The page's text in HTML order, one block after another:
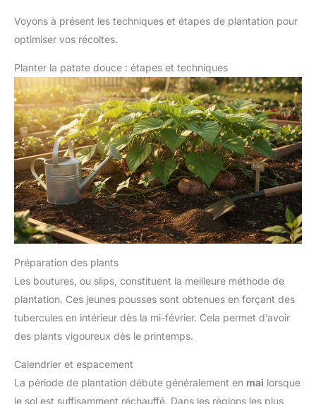
Voyons à présent les techniques et étapes de plantation pour
optimiser vos récoltes.
Planter la patate douce : étapes et techniques
Préparation des plants
Les boutures, ou slips, constituent la meilleure méthode de
plantation. Ces jeunes pousses sont obtenues en forçant des
tubercules en intérieur dès la mi-février. Cela permet d’avoir
des plants vigoureux dès le printemps.
Calendrier et espacement
La période de plantation débute généralement en mai lorsque
le sol est suffisamment réchauffé. Dans les régions les plus